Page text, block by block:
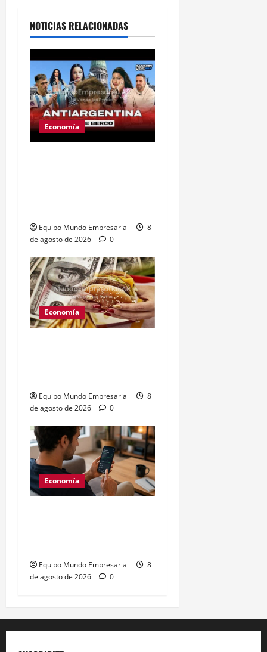
NOTICIAS RELACIONADAS
Economía
Equipo Mundo Empresarial
8
de agosto de 2026
0
Economía
Equipo Mundo Empresarial
8
de agosto de 2026
0
Economía
Equipo Mundo Empresarial
8
de agosto de 2026
0